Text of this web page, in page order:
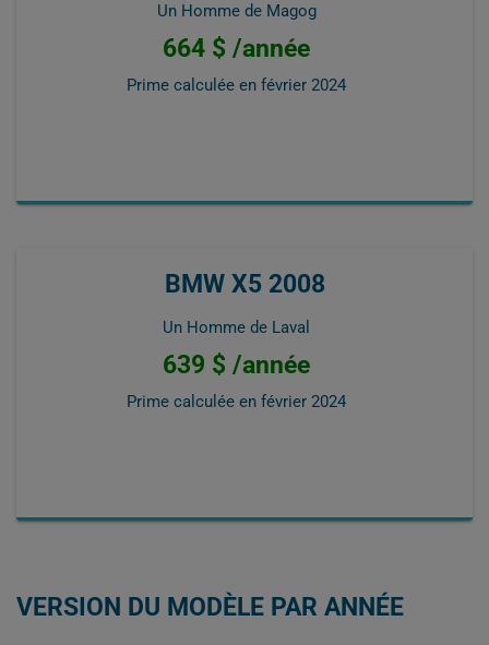
Un Homme de Magog
664 $ /année
Prime calculée en février 2024
BMW X5 2008
Un Homme de Laval
639 $ /année
Prime calculée en février 2024
VERSION DU MODÈLE PAR ANNÉE